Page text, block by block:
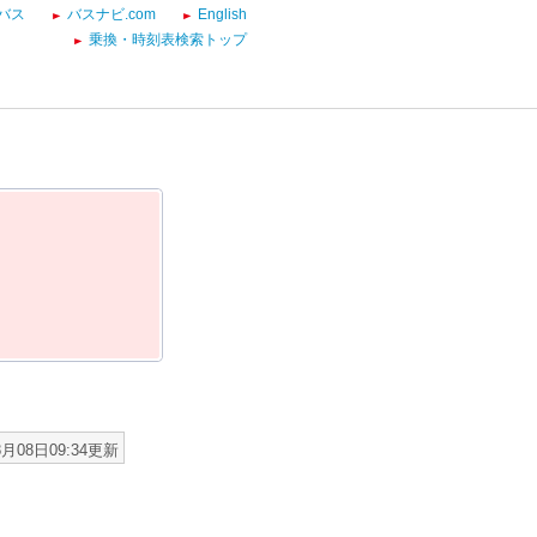
ス バスナビ.com
English
乗換・時刻表検索トップ
08日09:34更新